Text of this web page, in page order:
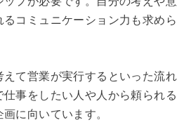
るコミュニケーション力も求めら
て営業が実行するといった流れ
事をしたい人や人から頼られる
に向いています。